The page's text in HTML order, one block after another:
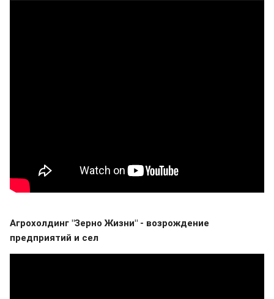
Агрохолдинг "Зерно Жизни" - возрождение
предприятий и сел